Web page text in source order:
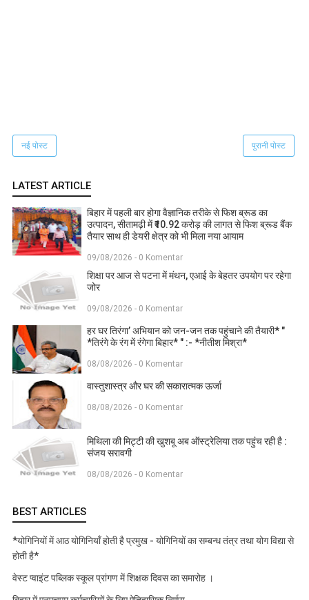
नई पोस्ट पुरानी पोस्ट
LATEST ARTICLE
बिहार में पहली बार होगा वैज्ञानिक तरीके से फिश ब्रूड का
उत्पादन, सीतामढ़ी में ₹10.92 करोड़ की लागत से फिश ब्रूड बैंक
तैयार साथ ही डेयरी क्षेत्र को भी मिला नया आयाम
09/08/2026 - 0 Komentar
शिक्षा पर आज से पटना में मंथन, एआई के बेहतर उपयोग पर रहेगा
जोर
09/08/2026 - 0 Komentar
हर घर तिरंगा’ अभियान को जन-जन तक पहुंचाने की तैयारी* "
*तिरंगे के रंग में रंगेगा बिहार* " :- *नीतीश मिश्रा*
08/08/2026 - 0 Komentar
वास्तुशास्त्र और घर की सकारात्मक ऊर्जा
08/08/2026 - 0 Komentar
मिथिला की मिट्टी की खुशबू अब ऑस्ट्रेलिया तक पहुंच रही है :
संजय सरावगी
08/08/2026 - 0 Komentar
BEST ARTICLES
*योगिनियों में आठ योगिनियाँ होती है प्रमुख - योगिनियों का सम्बन्ध तंत्र तथा योग विद्या से
होती है*
वेस्ट प्वाइंट पब्लिक स्कूल प्रांगण में शिक्षक दिवस का समारोह ।